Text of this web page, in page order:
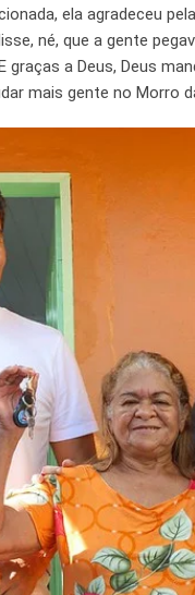
ela agradeceu
né, que a gente
graças a Deus, Deus
mais gente no Morro